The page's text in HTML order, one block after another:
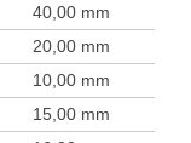
40,00 mm
20,00 mm
10,00 mm
15,00 mm